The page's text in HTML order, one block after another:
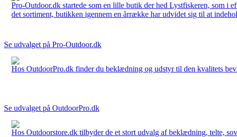
Pro-Outdoor.dk startede som en lille butik der hed Lystfiskeren, som i
det sortiment, butikken igennem en årrække har udvidet sig til at
Se udvalget på Pro-Outdoor.dk
Hos OutdoorPro.dk finder du beklædning og udstyr til den kvalitets
Se udvalget på OutdoorPro.dk
Hos Outdoorstore.dk tilbyder de et stort udvalg af beklædning, telte,